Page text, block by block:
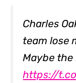
Charles
team lose
Maybe the
https://